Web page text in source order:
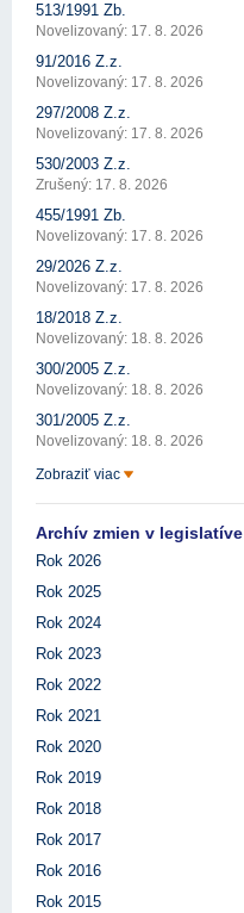
513/1991 Zb.
Novelizovaný: 17. 8. 2026
91/2016 Z.z.
Novelizovaný: 17. 8. 2026
297/2008 Z.z.
Novelizovaný: 17. 8. 2026
530/2003 Z.z.
Zrušený: 17. 8. 2026
455/1991 Zb.
Novelizovaný: 17. 8. 2026
29/2026 Z.z.
Novelizovaný: 17. 8. 2026
18/2018 Z.z.
Novelizovaný: 18. 8. 2026
300/2005 Z.z.
Novelizovaný: 18. 8. 2026
301/2005 Z.z.
Novelizovaný: 18. 8. 2026
Zobraziť viac
Archív zmien v legislatíve
Rok 2026
Rok 2025
Rok 2024
Rok 2023
Rok 2022
Rok 2021
Rok 2020
Rok 2019
Rok 2018
Rok 2017
Rok 2016
Rok 2015